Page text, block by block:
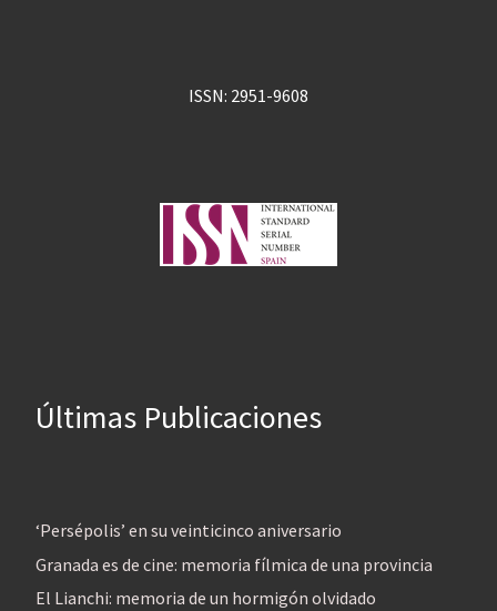
ISSN: 2951-9608
Últimas Publicaciones
‘Persépolis’ en su veinticinco aniversario
Granada es de cine: memoria fílmica de una provincia
El Lianchi: memoria de un hormigón olvidado